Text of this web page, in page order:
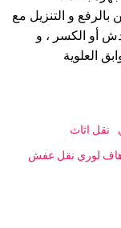
بالرفع و التنزيل مع
أو الكسر ، و
العلوية
نقل اثاث
لوري نقل عفش